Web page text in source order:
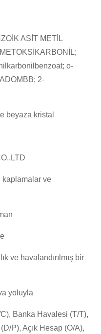
ASİT METİL
o-
2-
beyaza kristal
ve
ve havalandırılmış bir
yoluyla
Banka Havalesi (T/T),
P), Açık Hesap (O/A),